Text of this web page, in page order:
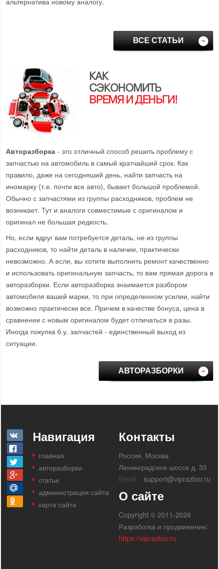
ВСЕ СТАТЬИ
КАК
СЭКОНОМИТЬ
ВРЕМЯ И ДЕНЬГИ!
Авторазборка - это отличный способ решить проблему с
запчастью на автомобиль в самый кратчайший срок. Как
правило, даже на сегодняший день, найти запчасть на
иномарку (т.е. почти все авто), бывает большой проблемой.
Обычно с запчастями из группы расходников, проблем не
возникает. Тут и аналоги совместимые с оригиналом и
оригинал не большая редкость.
Но, если вдруг вам потребуется деталь, не из группы
расходников, то найти деталь в наличии, практически
невозможно. А если, вы хотите выполнить ремонт качественно
и использовать оригинальную запчасть, то вам прямая дорога в
авторазборки. Если авторазборка знаимается разбором
автомобиля вашей марки, то при определенном усилии, найти
возможно практически все. Причем в качестве бонуса, цена в
сравнении с новым оригиналом будет отличаться в разы.
Иногда покупка б.у. запчастей - единственный выход из
ситуации.
АВТОРАЗБОРКИ
Навигация
главная
авторазборки
статьи
администрация сайта
карта сайта
Контакты
Россия, Москва
Ленинградское шоссе д. 33
Email:
support@viprazbor.ru
О сайте
Copyright © 2011-2026
Разработка и продвижение:
https://viprazbor.ru